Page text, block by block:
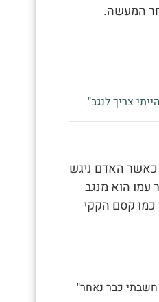
המעשה.
צריך לנגב"
כאשר האדם ניגש
עמו הוא מנגב
כמו קסם הקקי
כבר נאחר"